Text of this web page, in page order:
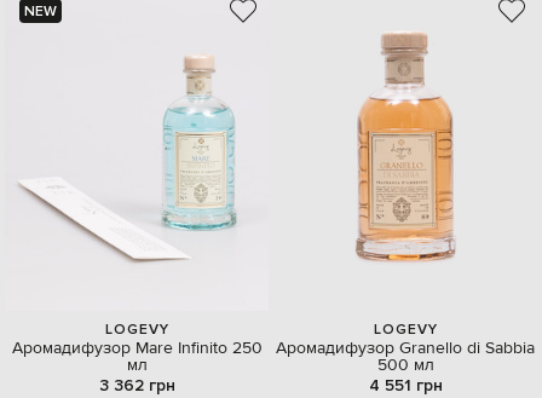
NEW
LOGEVY
Аромадифузор Mare Infinito 250
мл
3 362 грн
LOGEVY
Аромадифузор Granello di Sabbia
500 мл
4 551 грн